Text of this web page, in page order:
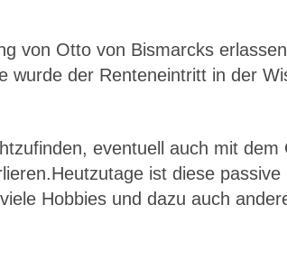
von Otto von Bismarcks
der Renteneintritt in der
eventuell auch mit dem
ist diese
Hobbies und dazu auch